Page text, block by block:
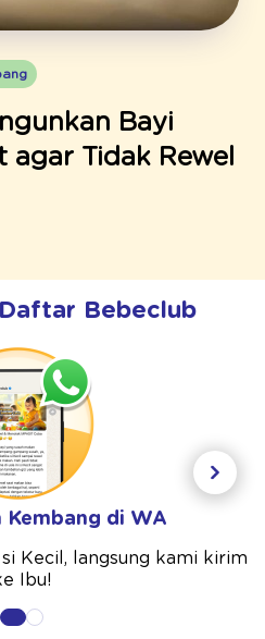
Bayi
agar Tidak Rewel
Bebeclub
Kembang di WA
Kecil, langsung kami kirim
Ibu!